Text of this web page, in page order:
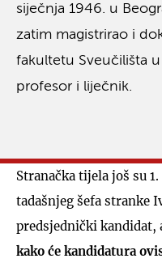
siječnja 1946. u
zatim magistrirao i
fakultetu Sveučilišta
profesor i liječnik.
Stranačka tijela još su
tadašnjeg šefa stranke
predsjednički kandidat,
kako će kandidatura